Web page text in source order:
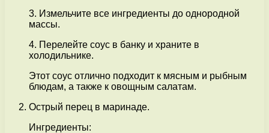
3. Измельчите все ингредиенты до однородной
массы.
4. Перелейте соус в банку и храните в
холодильнике.
Этот соус отлично подходит к мясным и рыбным
блюдам, а также к овощным салатам.
Острый перец в маринаде.
Ингредиенты: